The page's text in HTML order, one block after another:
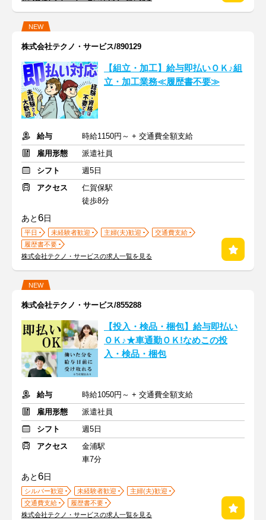
NEW
株式会社テクノ・サービス/890129
【組立・加工】給与即払いＯＫ♪組
立・加工業務≪履歴書不要≫
給与
時給1150円～ + 交通費全額支給
雇用形態
派遣社員
シフト
週5日
アクセス
仁賀保駅
徒歩8分
あと6日
平日 未経験者歓迎 主婦(夫)歓迎
交通費支給
履歴書不要
株式会社テクノ・サービスの求人一覧を見る
NEW
株式会社テクノ・サービス/855288
【投入・検品・梱包】給与即払い
ＯＫ♪★車通勤ＯＫ!なめこの投
入・検品・梱包
給与
時給1050円～ + 交通費全額支給
雇用形態
派遣社員
シフト
週5日
アクセス
金浦駅
車7分
あと6日
シルバー歓迎 未経験者歓迎
主婦(夫)歓迎
交通費支給
履歴書不要
株式会社テクノ・サービスの求人一覧を見る